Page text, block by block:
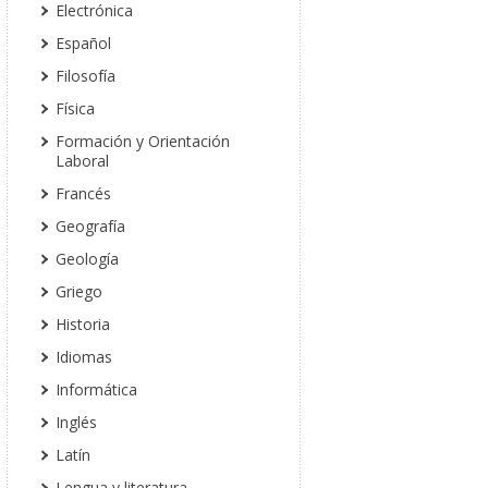
Electrónica
Español
Filosofía
Física
Formación y Orientación
Laboral
Francés
Geografía
Geología
Griego
Historia
Idiomas
Informática
Inglés
Latín